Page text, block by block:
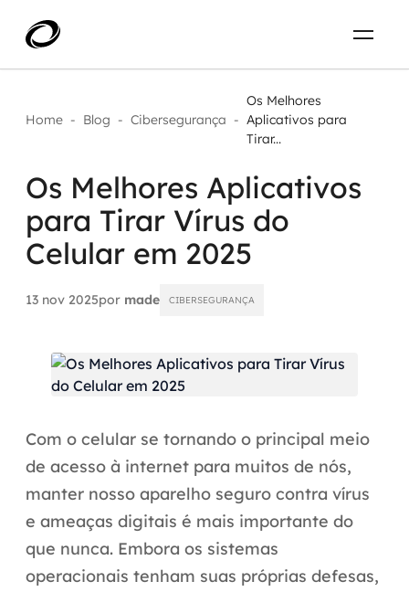
Aplicar IA com impacto real
AI / Machine Learning
Aceleradores de IA
RPA e hiperautomação
Transformar dados em decisão
Projetos
Carreira
ENTRE EM CONTATO
Home - Blog - Cibersegurança -
Os Melhores
Aplicativos para
Tirar...
Os Melhores Aplicativos
para Tirar Vírus do
Celular em 2025
13 nov 2025por made CIBERSEGURANÇA
Com o celular se tornando o principal meio
de acesso à internet para muitos de nós,
manter nosso aparelho seguro contra vírus
e ameaças digitais é mais importante do
que nunca. Embora os sistemas
operacionais tenham suas próprias defesas,